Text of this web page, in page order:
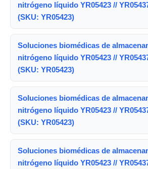
nitrógeno líquido YR05423 //
(SKU: YR05423)
Soluciones biomédicas de
nitrógeno líquido YR05423 //
(SKU: YR05423)
Soluciones biomédicas de
nitrógeno líquido YR05423 //
(SKU: YR05423)
Soluciones biomédicas de
nitrógeno líquido YR05423 //